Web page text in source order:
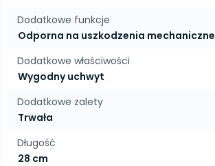
Dodatkowe funkcje
Odporna na uszkodzenia mechaniczne
Dodatkowe właściwości
Wygodny uchwyt
Dodatkowe zalety
Trwała
Długość
28 cm